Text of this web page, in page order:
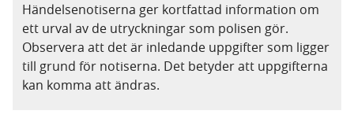
Händelsenotiserna ger kortfattad information om
ett urval av de utryckningar som polisen gör.
Observera att det är inledande uppgifter som ligger
till grund för notiserna. Det betyder att uppgifterna
kan komma att ändras.